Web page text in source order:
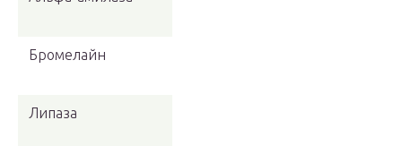
Бромелайн
Липаза